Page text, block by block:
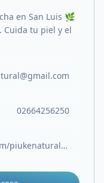
en San Luis 🌿
tu piel y el
02664256250
https://instagram.com/piukenatural?igshid=OGQ5ZDc2ODk2ZA==